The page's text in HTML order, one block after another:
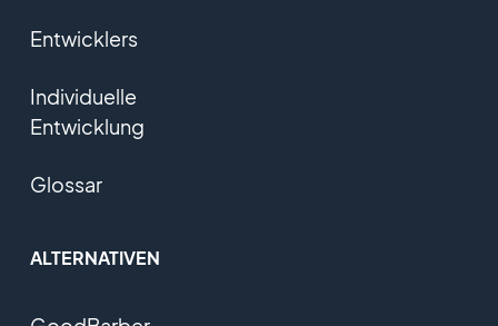
Entwicklers
Individuelle
Entwicklung
Glossar
ALTERNATIVEN